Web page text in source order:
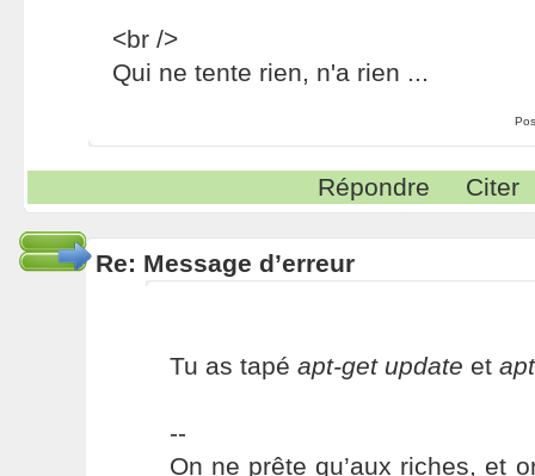
<br />
Qui ne tente rien, n'a rien ...
Répondre Citer
Re: Message d’erreur
Tu as tapé apt-get update et
--
On ne prête qu’aux riches, et